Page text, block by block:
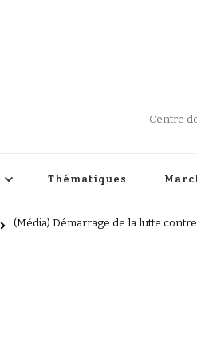
Centre
Thématiques
(Média) Démarrage de la lutte